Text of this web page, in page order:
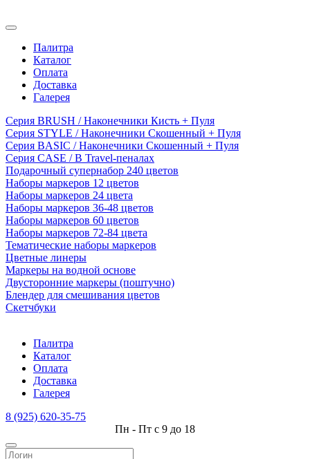
Палитра
Каталог
Оплата
Доставка
Галерея
Серия BRUSH / Наконечники Кисть + Пуля
Серия STYLE / Наконечники Скошенный + Пуля
Серия BASIC / Наконечники Скошенный + Пуля
Серия CASE / В Travel-пеналах
Подарочный супернабор 240 цветов
Наборы маркеров 12 цветов
Наборы маркеров 24 цвета
Наборы маркеров 36-48 цветов
Наборы маркеров 60 цветов
Наборы маркеров 72-84 цвета
Тематические наборы маркеров
Цветные линеры
Маркеры на водной основе
Двусторонние маркеры (поштучно)
Блендер для смешивания цветов
Скетчбуки
Палитра
Каталог
Оплата
Доставка
Галерея
8 (925) 620-35-75
Пн - Пт с 9 до 18